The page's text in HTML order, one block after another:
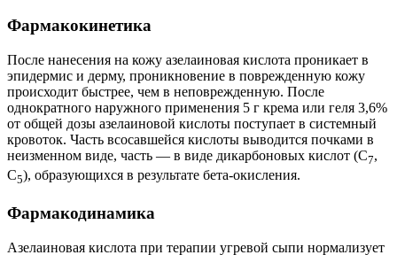
Фармакокинетика
После нанесения на кожу азелаиновая кислота проникает в
эпидермис и дерму, проникновение в поврежденную кожу
происходит быстрее, чем в неповрежденную. После
однократного наружного применения 5 г крема или геля 3,6%
от общей дозы азелаиновой кислоты поступает в системный
кровоток. Часть всосавшейся кислоты выводится почками в
неизменном виде, часть — в виде дикарбоновых кислот (С7,
С5), образующихся в результате бета-окисления.
Фармакодинамика
Азелаиновая кислота при терапии угревой сыпи нормализует